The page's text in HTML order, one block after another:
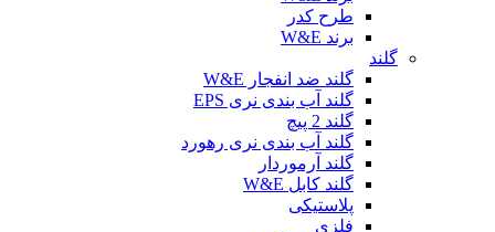
طرح کدر
برند W&E
گلند
گلند ضد انفجار W&E
گلند آب بندی نری EPS
گلند 2 پیچ
گلند آب بندی نری رهورد
گلند آرموردار
گلند کابل W&E
پلاستیکی
فلزی